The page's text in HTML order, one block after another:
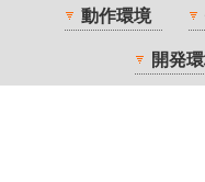
動作環境
開発